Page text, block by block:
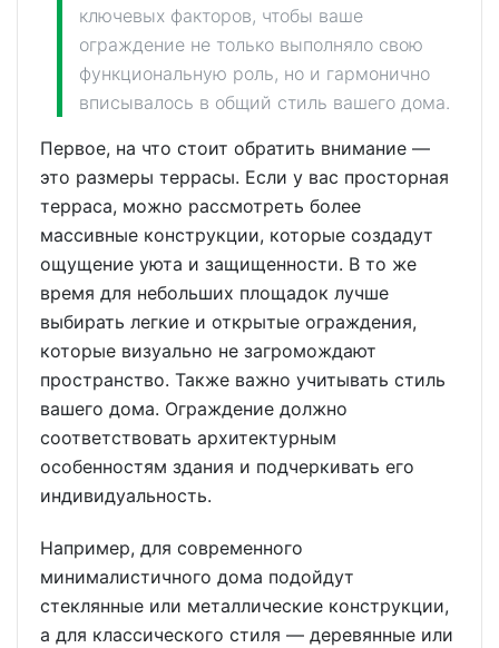
ключевых факторов, чтобы ваше
ограждение не только выполняло свою
функциональную роль, но и гармонично
вписывалось в общий стиль вашего дома.
Первое, на что стоит обратить внимание —
это размеры террасы. Если у вас просторная
терраса, можно рассмотреть более
массивные конструкции, которые создадут
ощущение уюта и защищенности. В то же
время для небольших площадок лучше
выбирать легкие и открытые ограждения,
которые визуально не загромождают
пространство. Также важно учитывать стиль
вашего дома. Ограждение должно
соответствовать архитектурным
особенностям здания и подчеркивать его
индивидуальность.
Например, для современного
минималистичного дома подойдут
стеклянные или металлические конструкции,
а для классического стиля — деревянные или